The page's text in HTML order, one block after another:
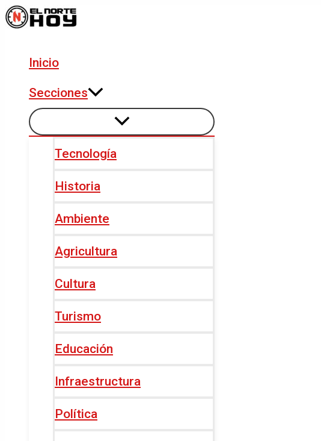
Ir
al
Inicio
Secciones
Tecnología
Historia
Ambiente
Agricultura
Cultura
Turismo
Educación
Infraestructura
Política
Navegación
de